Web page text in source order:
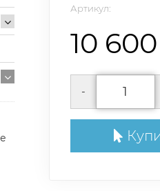
Артикул:
10 600
-